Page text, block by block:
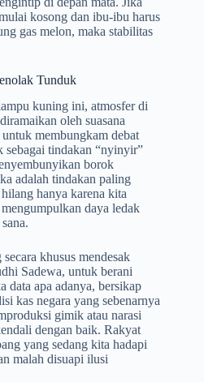
kosong dan ibu-ibu harus
gas melon, maka stabilitas
Tunduk
kuning ini, atmosfer di
oleh suasana
membungkam debat
tindakan “nyinyir”
borok
adalah tindakan paling
hanya karena kita
daya ledak
khusus mendesak
Sadewa, untuk berani
data apa adanya, bersikap
kas negara yang sebenarnya
gimik atau narasi
dengan baik. Rakyat
yang sedang kita hadapi
malah disuapi ilusi